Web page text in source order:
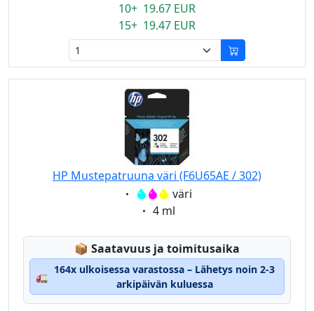
10+ 19.67 EUR
15+ 19.47 EUR
HP Mustepatruuna väri (F6U65AE / 302)
Eigenschaft:
väri
Eigenschaft:
4 ml
📦 Lagerstatus:
Saatavuus ja toimitusaika
🚛
164x ulkoisessa varastossa – Lähetys noin 2-3
arkipäivän kuluessa